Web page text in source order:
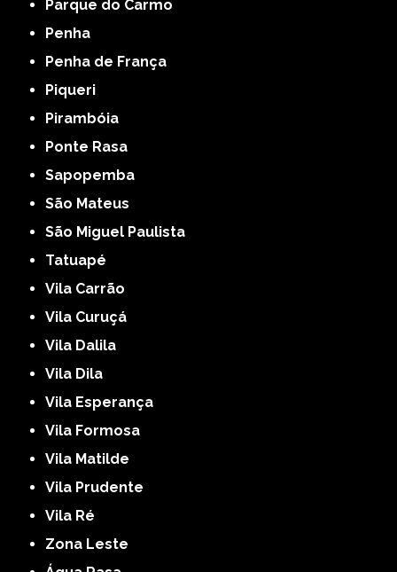
Parque do Carmo
Penha
Penha de França
Piqueri
Pirambóia
Ponte Rasa
Sapopemba
São Mateus
São Miguel Paulista
Tatuapé
Vila Carrão
Vila Curuçá
Vila Dalila
Vila Dila
Vila Esperança
Vila Formosa
Vila Matilde
Vila Prudente
Vila Ré
Zona Leste